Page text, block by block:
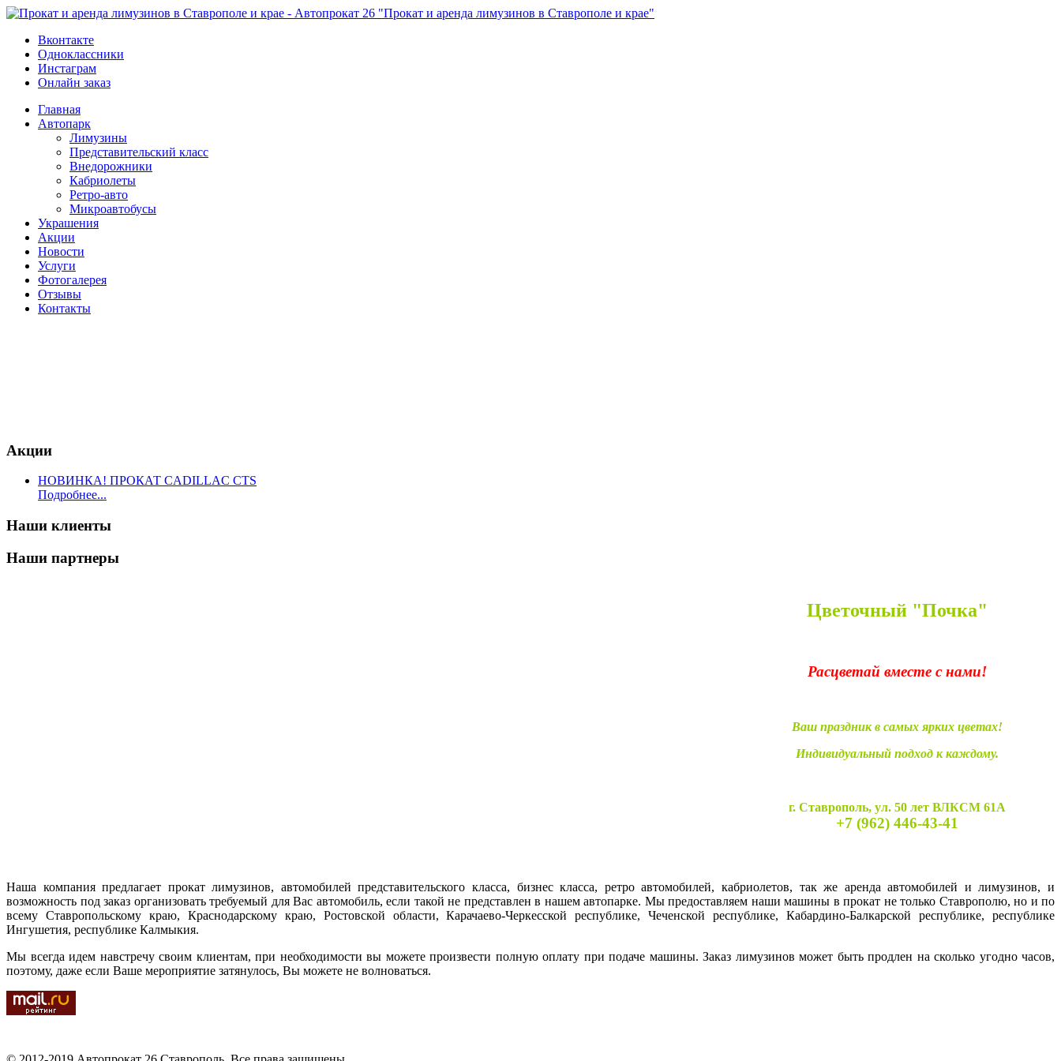
"Прокат и аренда лимузинов в Ставрополе и крае"
Вконтакте
Одноклассники
Инстаграм
Онлайн заказ
Главная
Автопарк
Лимузины
Представительский класс
Внедорожники
Кабриолеты
Ретро-авто
Микроавтобусы
Украшения
Акции
Новости
Услуги
Фотогалерея
Отзывы
­Контакты
Акции
НОВИНКА! ПРОКАТ CADILLAC CTS
Подробнее...
Наши клиенты
Наши партнеры
Цветочный "Почка"
Расцветай вместе с нами!
Ваш праздник в самых ярких цветах!
Индивидуальный подход к каждому.
г. Ставрополь, ул. 50 лет ВЛКСМ 61А
+7 (962) 446-43-41
Наша компания предлагает прокат лимузинов, автомобилей представительского класса, бизнес класса, ретро автомобилей, кабриолетов, так же аренда автомобилей и лимузинов, и
возможность под заказ организовать требуемый для Вас автомобиль, если такой не представлен в нашем автопарке. Мы предоставляем наши машины в прокат не только Ставрополю, но и по
всему Ставропольскому краю, Краснодарскому краю, Ростовской области, Карачаево-Черкесской республике, Чеченской республике, Кабардино-Балкарской республике, республике
Ингушетия, республике Калмыкия.
Мы всегда идем навстречу своим клиентам, при необходимости вы можете произвести полную оплату при подаче машины. Заказ лимузинов может быть продлен на сколько угодно часов,
поэтому, даже если Ваше мероприятие затянулось, Вы можете не волноваться.